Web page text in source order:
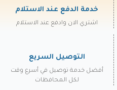
خدمة الدفع عند الاستلام
اشتري الان وادفع عند الاستلام
التوصيل السريع
أفضل خدمة توصيل في أسرع وقت
لكل المحافظات